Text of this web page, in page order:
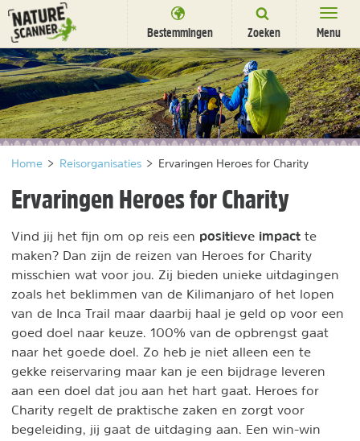
Ga
naar
content
Bestemmingen Zoeken Menu
Bestemmingen
Overnachten
Activiteiten
Natuurparken
Dieren
DEALS SHOP
Nieuwsbrief Uitgelicht
Partners nl/ fr
Home > Reisorganisaties > Ervaringen Heroes for Charity
Ervaringen Heroes for Charity
Vind jij het fijn om op reis een positieve impact te
maken? Dan zijn de reizen van Heroes for Charity
misschien wat voor jou. Zij bieden unieke uitdagingen
zoals het beklimmen van de Kilimanjaro of het lopen
van de Inca Trail maar daarbij haal je geld op voor een
goed doel naar keuze. 100% van de opbrengst gaat
naar het goede doel. Zo heb je niet alleen een te
gekke reiservaring maar kan je een bijdrage leveren
aan een doel dat jou aan het hart gaat. Heroes for
Charity regelt de praktische zaken en zorgt voor
begeleiding, jij gaat de uitdaging aan. Een win-win